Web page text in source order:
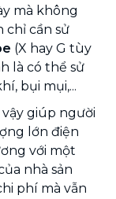
mà không
chỉ cần sử
(X hay G tùy
là có thể sử
bụi mụi,...
giúp người
lớn điện
với một
nhà sản
phí mà vẫn